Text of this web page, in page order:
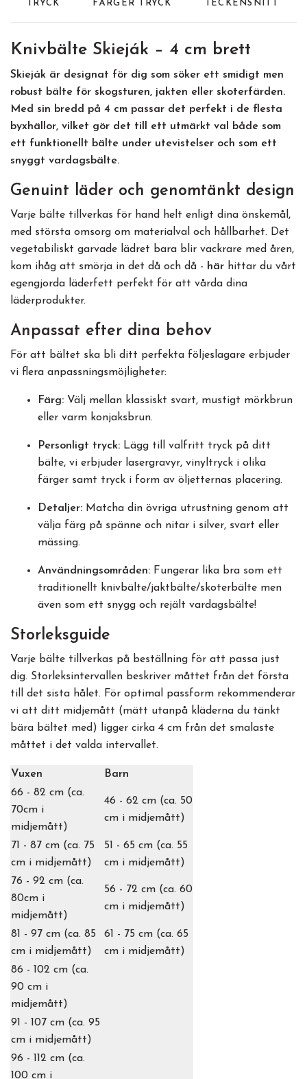
TRYCK FÄRGER TRYCK TECKENSNITT
Knivbälte Skieják – 4 cm brett
Skieják är designat för dig som söker ett smidigt men
robust bälte för skogsturen, jakten eller skoterfärden.
Med sin bredd på 4 cm passar det perfekt i de flesta
byxhällor, vilket gör det till ett utmärkt val både som
ett funktionellt bälte under utevistelser och som ett
snyggt vardagsbälte.
Genuint läder och genomtänkt design
Varje bälte tillverkas för hand helt enligt dina önskemål,
med största omsorg om materialval och hållbarhet. Det
vegetabiliskt garvade lädret bara blir vackrare med åren,
kom ihåg att smörja in det då och då - här hittar du vårt
egengjorda läderfett perfekt för att vårda dina
läderprodukter.
Anpassat efter dina behov
För att bältet ska bli ditt perfekta följeslagare erbjuder
vi flera anpassningsmöjligheter:
Färg: Välj mellan klassiskt svart, mustigt mörkbrun
eller varm konjaksbrun.
Personligt tryck: Lägg till valfritt tryck på ditt
bälte, vi erbjuder lasergravyr, vinyltryck i olika
färger samt tryck i form av öljetternas placering.
Detaljer: Matcha din övriga utrustning genom att
välja färg på spänne och nitar i silver, svart eller
mässing.
Användningsområden: Fungerar lika bra som ett
traditionellt knivbälte/jaktbälte/skoterbälte men
även som ett snygg och rejält vardagsbälte!
Storleksguide
Varje bälte tillverkas på beställning för att passa just
dig. Storleksintervallen beskriver måttet från det första
till det sista hålet. För optimal passform rekommenderar
vi att ditt midjemått (mätt utanpå kläderna du tänkt
bära bältet med) ligger cirka 4 cm från det smalaste
måttet i det valda intervallet.
Vuxen
Barn
66 - 82 cm (ca.
70cm i
midjemått)
46 - 62 cm (ca. 50
cm i midjemått)
71 - 87 cm (ca. 75
cm i midjemått)
51 - 65 cm (ca. 55
cm i midjemått)
76 - 92 cm (ca.
80cm i
midjemått)
56 - 72 cm (ca. 60
cm i midjemått)
81 - 97 cm (ca. 85
cm i midjemått)
61 - 75 cm (ca. 65
cm i midjemått)
86 - 102 cm (ca.
90 cm i
midjemått)
91 - 107 cm (ca. 95
cm i midjemått)
96 - 112 cm (ca.
100 cm i